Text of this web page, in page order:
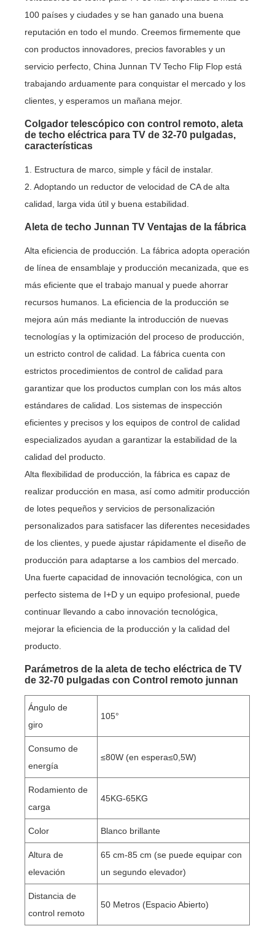
100 países y ciudades y se han ganado una buena
reputación en todo el mundo. Creemos firmemente que
con productos innovadores, precios favorables y un
servicio perfecto, China Junnan TV Techo Flip Flop está
trabajando arduamente para conquistar el mercado y los
clientes, y esperamos un mañana mejor.
Colgador telescópico con control remoto, aleta
de techo eléctrica para TV de 32-70 pulgadas,
características
1. Estructura de marco, simple y fácil de instalar.
2. Adoptando un reductor de velocidad de CA de alta
calidad, larga vida útil y buena estabilidad.
Aleta de techo Junnan TV Ventajas de la fábrica
Alta eficiencia de producción. La fábrica adopta operación
de línea de ensamblaje y producción mecanizada, que es
más eficiente que el trabajo manual y puede ahorrar
recursos humanos. La eficiencia de la producción se
mejora aún más mediante la introducción de nuevas
tecnologías y la optimización del proceso de producción,
un estricto control de calidad. La fábrica cuenta con
estrictos procedimientos de control de calidad para
garantizar que los productos cumplan con los más altos
estándares de calidad. Los sistemas de inspección
eficientes y precisos y los equipos de control de calidad
especializados ayudan a garantizar la estabilidad de la
calidad del producto.
Alta flexibilidad de producción, la fábrica es capaz de
realizar producción en masa, así como admitir producción
de lotes pequeños y servicios de personalización
personalizados para satisfacer las diferentes necesidades
de los clientes, y puede ajustar rápidamente el diseño de
producción para adaptarse a los cambios del mercado.
Una fuerte capacidad de innovación tecnológica, con un
perfecto sistema de I+D y un equipo profesional, puede
continuar llevando a cabo innovación tecnológica,
mejorar la eficiencia de la producción y la calidad del
producto.
Parámetros de la aleta de techo eléctrica de TV
de 32-70 pulgadas con Control remoto junnan
Ángulo de
giro
105°
Consumo de
energía
≤80W (en espera≤0,5W)
Rodamiento de
carga
45KG-65KG
Color Blanco brillante
Altura de
elevación
65 cm-85 cm (se puede equipar con
un segundo elevador)
Distancia de
control remoto
50 Metros (Espacio Abierto)